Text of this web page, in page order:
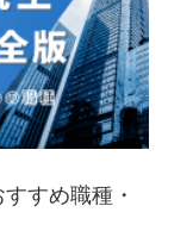
すめ職種・